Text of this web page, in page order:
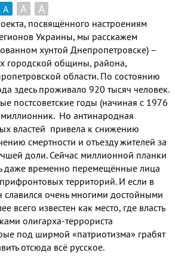
А А А
, посвящённого настроениям
Украины, мы расскажем
хунтой Днепропетровске) –
городской общины, района,
области. По состоянию
здесь проживало 920 тысяч человек.
постсоветские годы (начиная с 1976
миллионник. Но антинародная
властей привела к снижению
смертности и отъезду жителей за
доли. Сейчас миллионной планки
даже временно перемещённые лица
территорий. И если в
очень многими достойными
всего известен как место, где власть
олигарха-террориста
под ширмой «патриотизма» грабят
отсюда всё русское.